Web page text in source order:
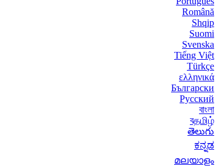
Română
Shqip
Suomi
Svenska
Tiếng Việt
Türkçe
ελληνικά
Български
Русский
বাংলা
বதமிழ்
తెలుగు
ಕನ್ನಡ
മലയാളം